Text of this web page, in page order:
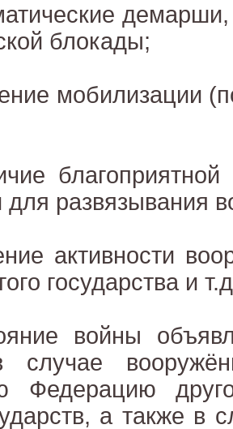
демарши,
блокады;
мобилизации
благоприятной
для развязывания
активности
государства и
войны
случае
Федерацию
а также в